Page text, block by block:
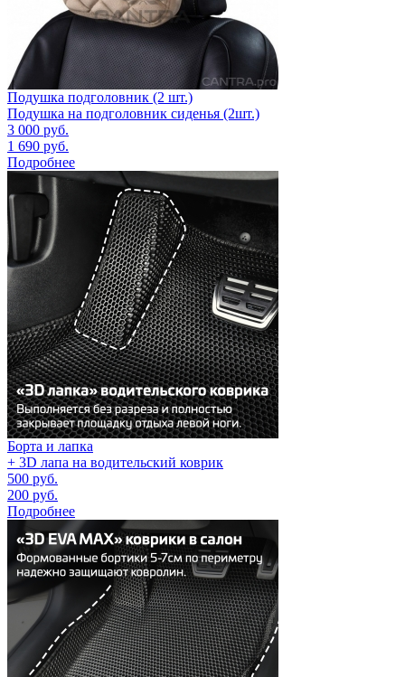
Подушка подголовник (2 шт.)
Подушка на подголовник сиденья (2шт.)
3 000 руб.
1 690 руб.
Подробнее
Борта и лапка
+ 3D лапа на водительский коврик
500 руб.
200 руб.
Подробнее